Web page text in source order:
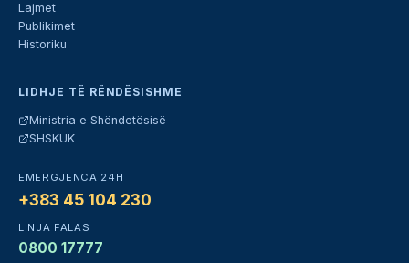
Lajmet
Publikimet
Historiku
LIDHJE TË RËNDËSISHME
Ministria e Shëndetësisë
SHSKUK
EMERGJENCA 24H
+383 45 104 230
LINJA FALAS
0800 17777